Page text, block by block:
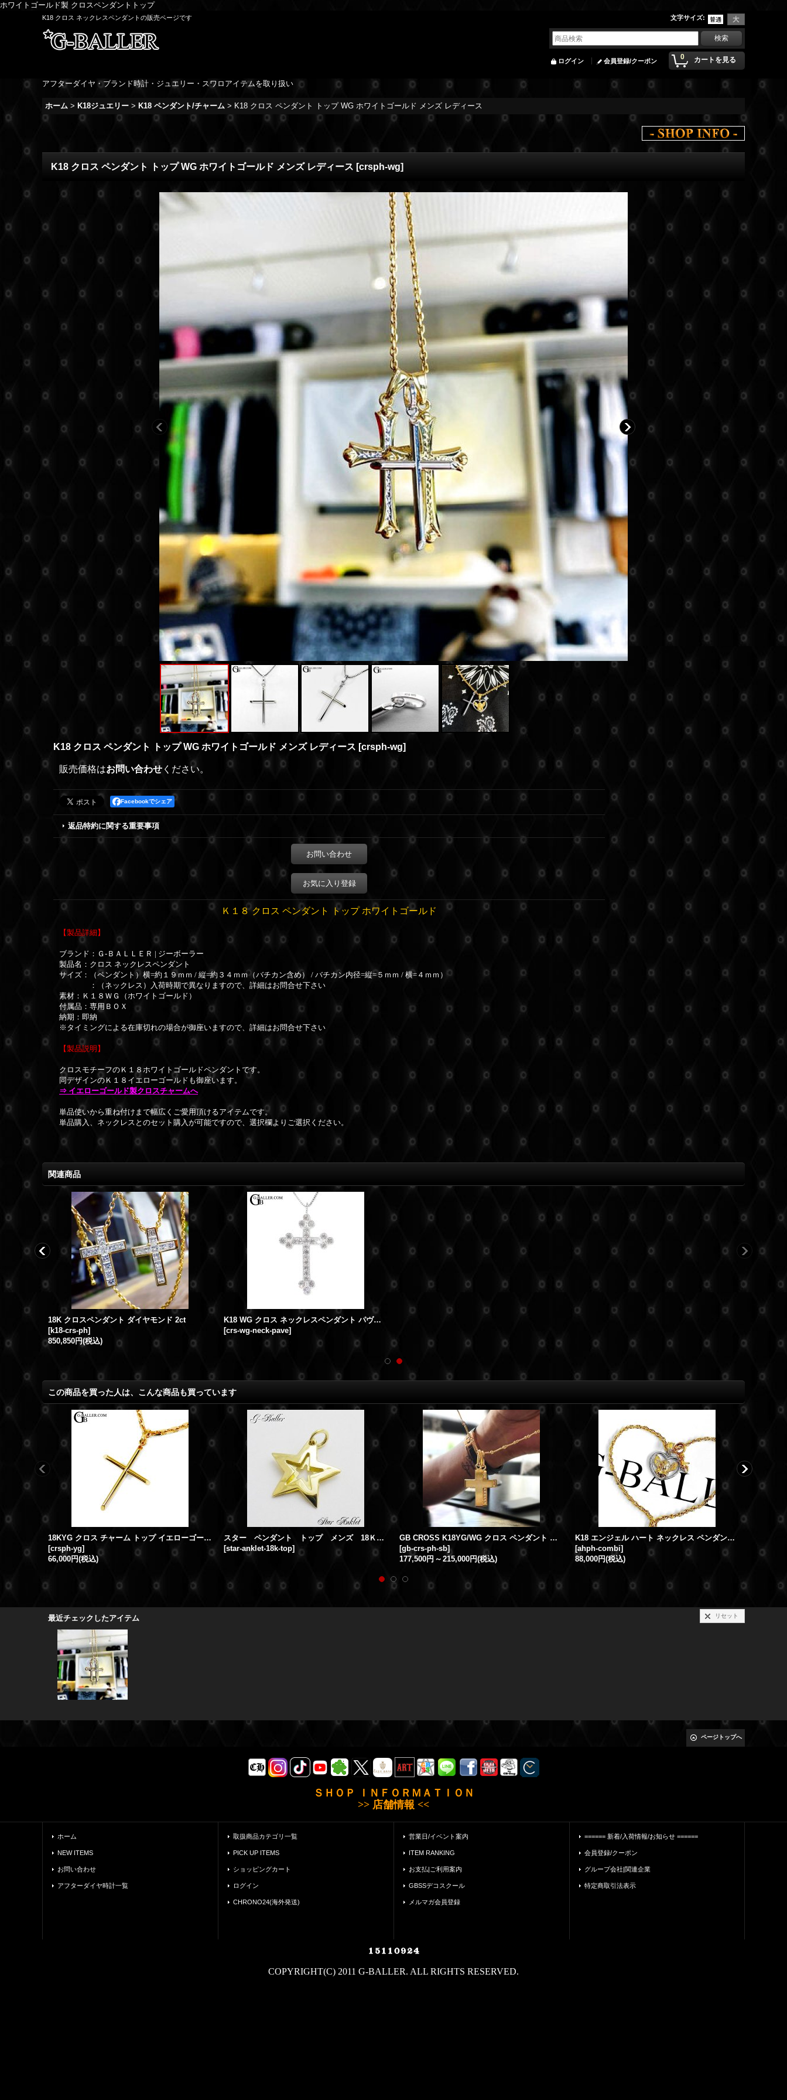
ホワイトゴールド製 クロスペンダントトップ
K18 クロス ネックレスペンダントの販売ページです 文字サイズ:
0 カートを見る
ログイン 会員登録/クーポン
アフターダイヤ・ブランド時計・ジュエリー・スワロアイテムを取り扱い
ホーム > K18ジュエリー > K18 ペンダント/チャーム > K18 クロス ペンダント トップ WG ホワイトゴールド メンズ レディース
K18 クロス ペンダント トップ WG ホワイトゴールド メンズ レディース [crsph-wg]
K18 クロス ペンダント トップ WG ホワイトゴールド メンズ レディース [crsph-wg]
販売価格はお問い合わせ ください。
Facebookでシェア
返品特約に関する重要事項
お問い合わせ
お気に入り登録
Ｋ１８ クロス ペンダント トップ ホワイトゴールド
【製品詳細】
ブランド：Ｇ-ＢＡＬＬＥＲ | ジーボーラー
製品名：クロス ネックレスペンダント
サイズ：（ペンダント）横=約１９ｍｍ / 縦=約３４ｍｍ（バチカン含め） / バチカン内径=縦=５ｍｍ / 横=４ｍｍ）
：（ネックレス）入荷時期で異なりますので、詳細はお問合せ下さい
素材：Ｋ１８ＷＧ（ホワイトゴールド）
付属品：専用ＢＯＸ
納期：即納
※タイミングによる在庫切れの場合が御座いますので、詳細はお問合せ下さい
【製品説明】
クロスモチーフのＫ１８ホワイトゴールドペンダントです。
同デザインのＫ１８イエローゴールドも御座います。
⇒ イエローゴールド製クロスチャームへ
単品使いから重ね付けまで幅広くご愛用頂けるアイテムです。
単品購入、ネックレスとのセット購入が可能ですので、選択欄よりご選択ください。
関連商品
18K クロスペンダント ダイヤモンド 2ct
[k18-crs-ph]
850,850円(税込)
K18 WG クロス ネックレスペンダント パヴェ ダイヤモンド
[crs-wg-neck-pave]
この商品を買った人は、こんな商品も買っています
18KYG クロス チャーム トップ イエローゴールド メンズ レディース
[crsph-yg]
66,000円(税込)
スター ペンダント トップ メンズ 18Ｋ ゴールド
[star-anklet-18k-top]
GB CROSS K18YG/WG クロス ペンダント トップ サテンブラッシュ イエローゴールド/ホワイトゴールド
[gb-crs-ph-sb]
177,500円 ～ 215,000円(税込)
K18 エンジェル ハート ネックレス ペンダント トップ YG WG コンビ メンズ レディース
[ahph-combi]
88,000円(税込)
gb-crs-
223,200円
最近チェックしたアイテム リセット
ページトップへ
ＳＨＯＰ ＩＮＦＯＲＭＡＴＩＯＮ
>> 店舗情報 <<
ホーム
NEW ITEMS
お問い合わせ
アフターダイヤ時計一覧
取扱商品カテゴリ一覧
PICK UP ITEMS
ショッピングカート
ログイン
CHRONO24(海外発送)
営業日/イベント案内
ITEM RANKING
お支払|ご利用案内
GBSSデコスクール
メルマガ会員登録
====== 新着/入荷情報/お知らせ ======
会員登録/クーポン
グループ会社|関連企業
特定商取引法表示
COPYRIGHT(C) 2011 G-BALLER. ALL RIGHTS RESERVED.